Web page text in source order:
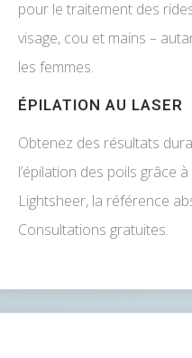
pour le traitement des
visage, cou et mains –
les femmes.
ÉPILATION AU LASER
Obtenez des résultats
l’épilation des poils grâce
Lightsheer, la référence
Consultations gratuites.